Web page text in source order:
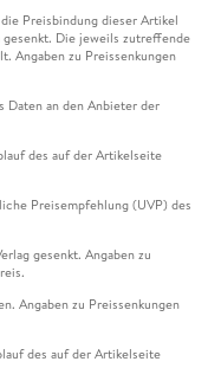
Preisbindung dieser Artikel
Die jeweils zutreffende
Angaben zu Preissenkungen
Daten an den Anbieter der
des auf der Artikelseite
Preisempfehlung (UVP) des
gesenkt. Angaben zu
Angaben zu Preissenkungen
des auf der Artikelseite